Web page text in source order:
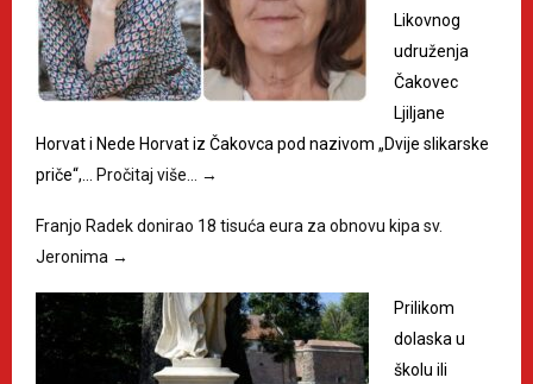
Likovnog
udruženja
Čakovec
Ljiljane
Horvat i Nede Horvat iz Čakovca pod nazivom „Dvije slikarske
priče“,… Pročitaj više… →
Franjo Radek donirao 18 tisuća eura za obnovu kipa sv.
Jeronima →
Prilikom
dolaska u
školu ili